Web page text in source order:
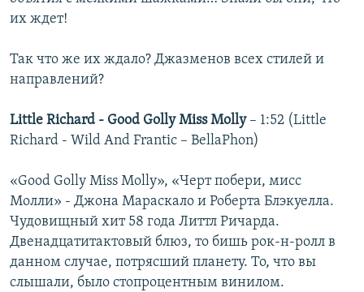
их ждет!
Так что же их ждало? Джазменов всех стилей и
направлений?
Little Richard - Good Golly Miss Molly– 1:52 (Little
Richard - Wild And Frantic – BellaPhon)
«Good Golly Miss Molly», «Черт побери, мисс
Молли» - Джона Мараскало и Роберта Блэкуелла.
Чудовищный хит 58 года Литтл Ричарда.
Двенадцатитактовый блюз, то бишь рок-н-ролл в
данном случае, потрясший планету. То, что вы
слышали, было стопроцентным винилом.